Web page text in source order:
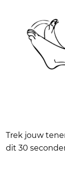
Trek jouw
dit 30